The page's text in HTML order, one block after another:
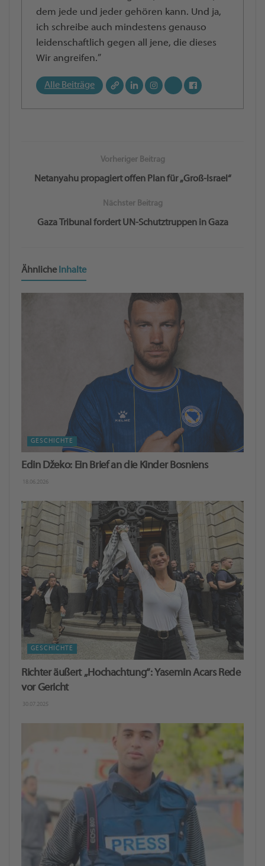
dem jede und jeder gehören kann. Und ja,
ich schreibe auch mindestens genauso
leidenschaftlich gegen all jene, die dieses
Wir angreifen.”
Alle Beiträge
Vorheriger Beitrag
Netanyahu propagiert offen Plan für „Groß-Israel“
Nächster Beitrag
Gaza Tribunal fordert UN-Schutztruppen in Gaza
Ähnliche Inhalte
GESCHICHTE
Edin Džeko: Ein Brief an die Kinder Bosniens
18.06.2026
GESCHICHTE
Richter äußert „Hochachtung“: Yasemin Acars Rede
vor Gericht
30.07.2025